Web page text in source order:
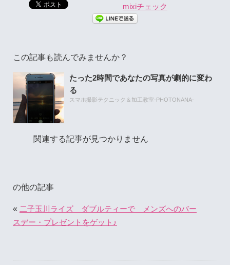
mixiチェック
この記事も読んでみませんか？
たった2時間であなたの写真が劇的に変わ
る
スマホ撮影テクニック＆加工教室-PHOTONANA-
関連する記事が見つかりません
の他の記事
« 二子玉川ライズ ダブルティーで メンズへのバー
スデー・プレゼントをゲット♪